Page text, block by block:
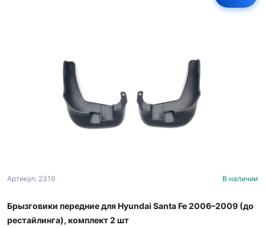
Артикул: 2319 В наличии
Брызговики передние для Hyundai Santa Fe 2006–2009 (до
рестайлинга), комплект 2 шт